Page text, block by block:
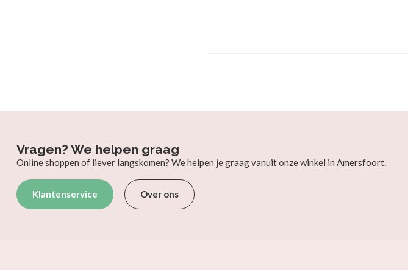
Vragen? We helpen graag
Online shoppen of liever langskomen? We helpen je graag vanuit onze winkel in Amersfoort.
Klantenservice Over ons